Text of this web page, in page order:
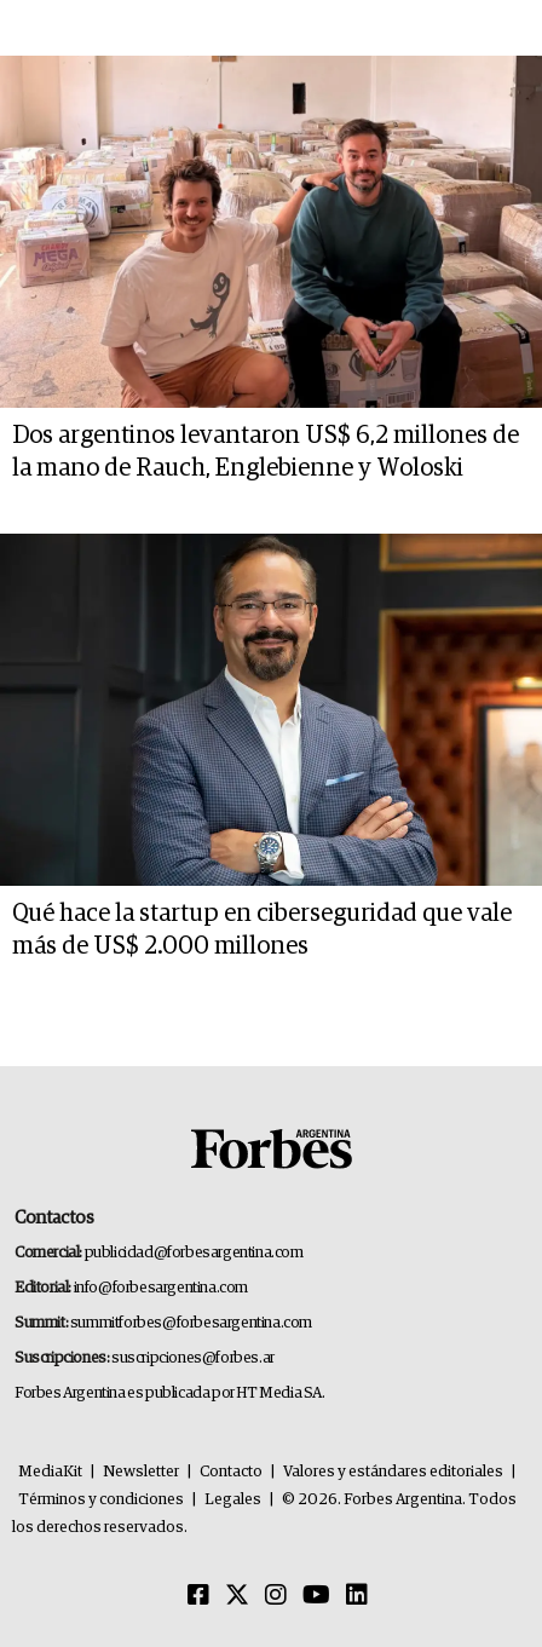
Dos argentinos levantaron US$ 6,2 millones de
la mano de Rauch, Englebienne y Woloski
Qué hace la startup en ciberseguridad que vale
más de US$ 2.000 millones
Contactos
Comercial:publicidad@forbesargentina.com
Editorial:info@forbesargentina.com
Summit:summitforbes@forbesargentina.com
Suscripciones:suscripciones@forbes.ar
Forbes Argentina es publicada por HT Media SA.
MediaKit Newsletter Contacto Valores y estándares editoriales
Términos y condiciones
Legales
© 2026. Forbes Argentina. Todos
los derechos reservados.